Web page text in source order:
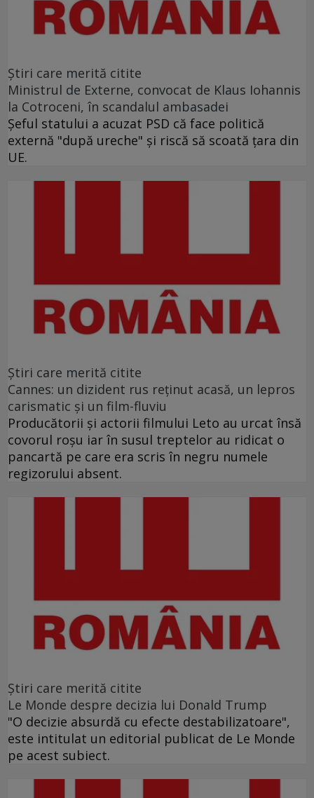
Ştiri care merită citite
Ministrul de Externe, convocat de Klaus Iohannis
la Cotroceni, în scandalul ambasadei
Şeful statului a acuzat PSD că face politică
externă "după ureche" şi riscă să scoată ţara din
UE.
Ştiri care merită citite
Cannes: un dizident rus reţinut acasă, un lepros
carismatic şi un film-fluviu
Producătorii şi actorii filmului Leto au urcat însă
covorul roşu iar în susul treptelor au ridicat o
pancartă pe care era scris în negru numele
regizorului absent.
Ştiri care merită citite
Le Monde despre decizia lui Donald Trump
"O decizie absurdă cu efecte destabilizatoare",
este intitulat un editorial publicat de Le Monde
pe acest subiect.